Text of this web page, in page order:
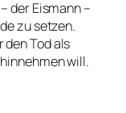
der Eismann –
zu setzen.
den Tod als
will.